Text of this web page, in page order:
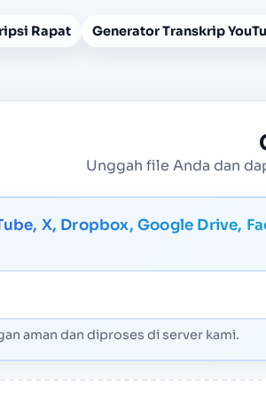
Rapat Generator Transkrip
Unggah file Anda dan
X, Dropbox, Google Drive,
aman dan diproses di server kami.